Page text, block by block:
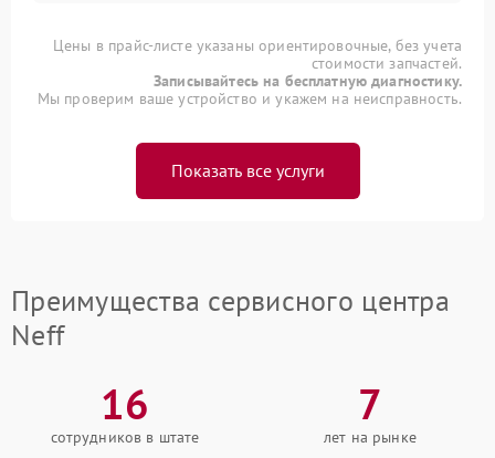
Цены в прайс-листе указаны ориентировочные, без учета
стоимости запчастей.
Записывайтесь на бесплатную диагностику.
Мы проверим ваше устройство и укажем на неисправность.
Показать все услуги
Преимущества сервисного центра
Neff
16
сотрудников в штате
7
лет на рынке